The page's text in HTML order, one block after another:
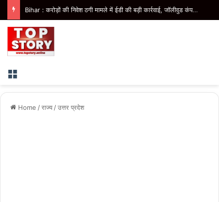
Bihar : करोड़ों की निवेश ठगी मामले में ईडी की बड़ी कार्रवाई, जॉलीवुड कंपनी के निदेशक के आवास पर छापेमारी
Menu
Home /राज्य /उत्तर प्रदेश